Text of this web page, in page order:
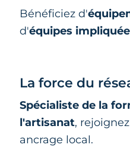
Bénéficiez d'
d'équipes
La force du
Spécialiste de la
l'artisanat,
ancrage local.